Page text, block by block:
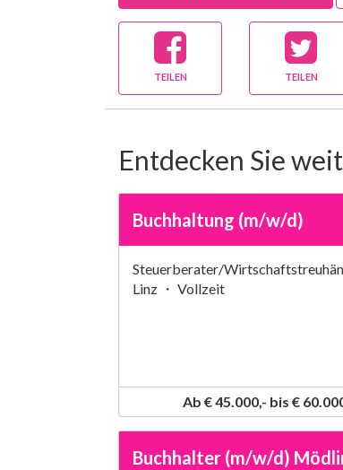
TEILEN TEILEN
Entdecken Sie
Buchhaltung (m/w/d)
Steuerberater/
Linz ・ Vollzeit
Ab € 45.000,- bis €
Buchhalter (m/w/d)